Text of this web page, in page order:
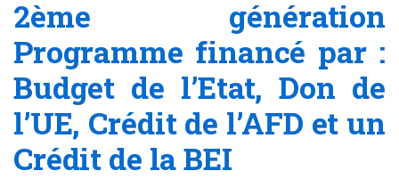
2ème génération
Programme financé par :
Budget de l’Etat, Don de
l’UE, Crédit de l’AFD et un
Crédit de la BEI